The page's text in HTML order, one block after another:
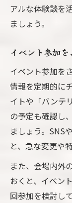
アルな体験談を
ましょう。
イベント参加
イベント参加を
情報を定期的に
イトや「バンテ
の予定も確認し
ましょう。SNS
と、急な変更や
また、会場内外
おくと、イベン
回参加を検討し